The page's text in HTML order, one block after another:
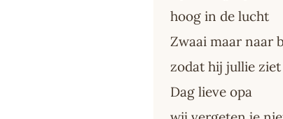
hoog in de lucht
Zwaai maar naar
zodat hij jullie ziet
Dag lieve opa